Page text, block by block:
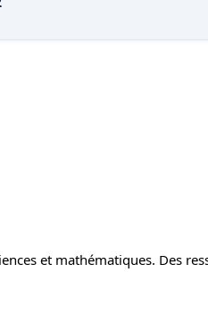
et mathématiques. Des